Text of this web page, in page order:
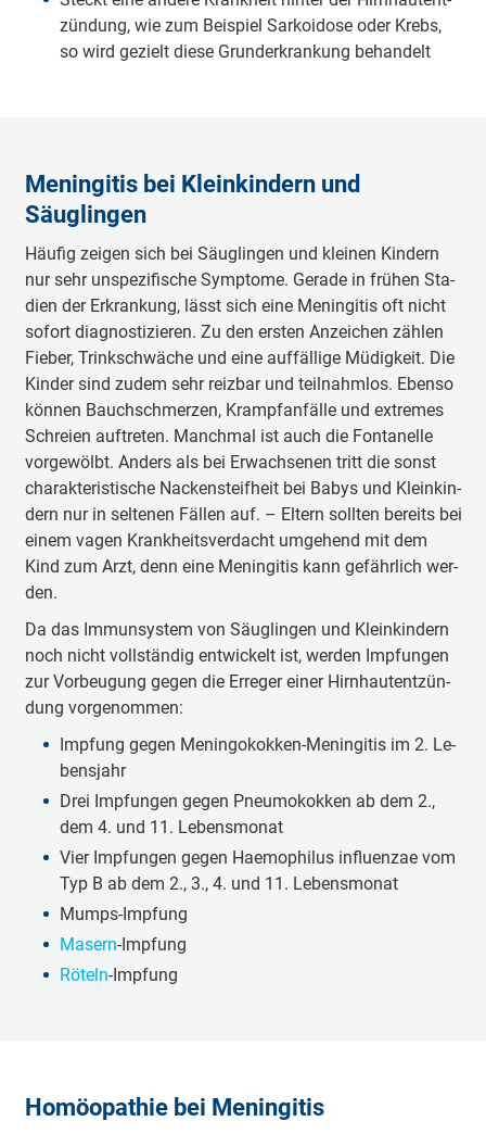
zün­dung, wie zum Bei­spiel Sar­koi­do­se oder Krebs,
so wird ge­zielt die­se Grund­er­kran­kung be­han­delt
Meningitis bei Kleinkindern und
Säuglingen
Häu­fig zei­gen sich bei Säug­lin­gen und klei­nen Kin­dern
nur sehr un­spe­zi­fi­sche Symp­to­me. Ge­ra­de in frü­hen Sta­
di­en der Er­kran­kung, lässt sich ei­ne Me­nin­gi­tis oft nicht
so­fort dia­gnos­ti­zie­ren. Zu den ers­ten An­zei­chen zäh­len
Fie­ber, Trink­schwä­che und ei­ne auf­fäl­li­ge Mü­dig­keit. Die
Kin­der sind zu­dem sehr reiz­bar und teil­nahm­los. Eben­so
kön­nen Bauch­schmer­zen, Krampf­an­fäl­le und ex­tre­mes
Schrei­en auf­tre­ten. Manch­mal ist auch die Fon­ta­nel­le
vor­ge­wölbt. An­ders als bei Er­wach­se­nen tritt die sonst
cha­rak­te­ris­ti­sche Na­cken­steif­heit bei Ba­bys und Klein­kin­
dern nur in sel­te­nen Fäl­len auf. – El­tern soll­ten be­reits bei
ei­nem va­gen Krank­heits­ver­dacht um­ge­hend mit dem
Kind zum Arzt, denn ei­ne Me­nin­gi­tis kann ge­fähr­lich wer­
den.
Da das Im­mun­sys­tem von Säug­lin­gen und Klein­kin­dern
noch nicht voll­stän­dig ent­wi­ckelt ist, wer­den Impf­un­gen
zur Vor­beu­gung ge­gen die Er­re­ger ei­ner Hirn­haut­ent­zün­
dung vor­ge­nom­men:
Imp­fung ge­gen Me­nin­go­kok­ken-Me­nin­gi­tis im 2. Le­
bens­jahr
Drei Impf­un­gen ge­gen Pneu­mo­kok­ken ab dem 2.,
dem 4. und 11. Le­bens­mo­nat
Vier Impf­un­gen ge­gen Hae­mo­phi­lus in­flu­en­zae vom
Typ B ab dem 2., 3., 4. und 11. Le­bens­mo­nat
Mumps-Imp­fung
Ma­sern-Imp­fung
Rö­teln-Imp­fung
Homöopathie bei Meningitis